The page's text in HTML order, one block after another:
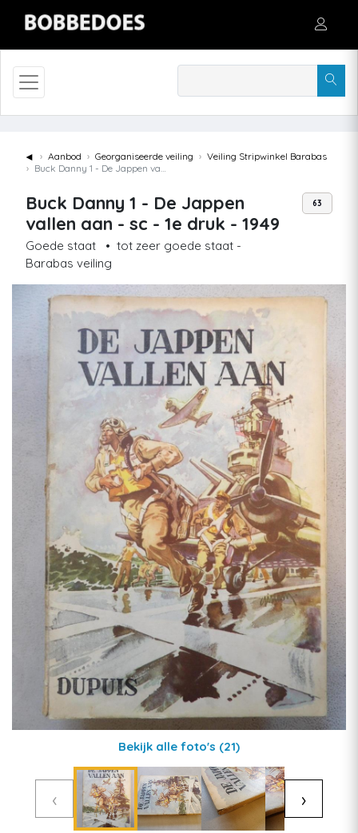
◄ Aanbod Georganiseerde veiling
Veiling Stripwinkel Barabas
Buck Danny 1 - De Jappen vallen aan - sc - 1e druk - 1949
Buck Danny 1 - De Jappen
vallen aan - sc - 1e druk - 1949
Goede staat • tot zeer goede staat -
Barabas veiling
63
Bekijk alle foto's (21)
‹ ›